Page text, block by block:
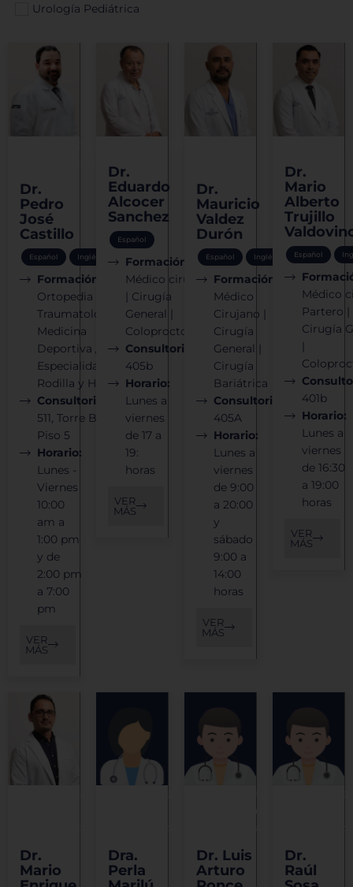
Urología Pediátrica
Dr.
Pedro
José
Castillo
Español Inglés
Formación:
Ortopedia y
Traumatología /
Medicina
Deportiva / Alta
Especialidad en
Rodilla y Hombro
Consultorio:
511, Torre B,
Piso 5
Horario:
Lunes -
Viernes
10:00
am a
1:00 pm
y de
2:00 pm
a 7:00
pm
VER
MÁS
Dr.
Eduardo
Alcocer
Sanchez
Español
Formación:
Médico cirujano
| Cirugía
General |
Coloproctología
Consultorio:
405b
Horario:
Lunes a
viernes
de 17 a
19:
horas
VER
MÁS
Dr.
Mauricio
Valdez
Durón
Español Inglés
Formación:
Médico
Cirujano |
Cirugía
General |
Cirugía
Bariátrica
Consultorio:
405A
Horario:
Lunes a
viernes
de 9:00
a 20:00
y
sábado
9:00 a
14:00
horas
VER
MÁS
Dr.
Mario
Alberto
Trujillo
Español
Médico
Partero |
Cirugía
401b
Horario:
Lunes a
viernes
de 16:30
a 19:00
horas
VER
MÁS
Dr.
Mario
Dra.
Perla
y Cirugía
Dr. Luis
Arturo
Dr.
Raúl